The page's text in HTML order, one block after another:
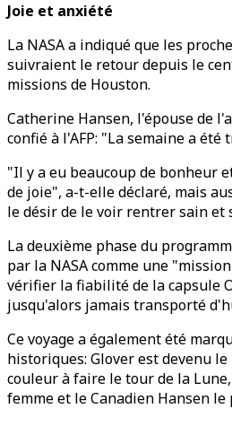
Joie et anxiété
La NASA a indiqué que les
suivraient le retour depuis le
missions de Houston.
Catherine Hansen, l'épouse de
confié à l'AFP: "La semaine a été
"Il y a eu beaucoup de bonheur
de joie", a-t-elle déclaré, mais
le désir de le voir rentrer sain et
La deuxième phase du
par la NASA comme une
vérifier la fiabilité de la capsule
jusqu'alors jamais transporté
Ce voyage a également été
historiques: Glover est devenu
couleur à faire le tour de la
femme et le Canadien Hansen